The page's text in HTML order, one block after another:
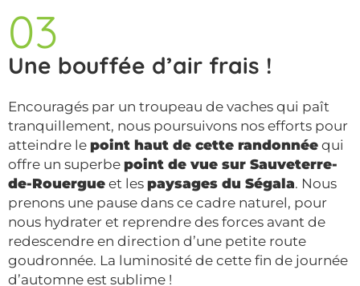
03
Une bouffée d’air frais !
Encouragés par un troupeau de vaches qui paît
tranquillement, nous poursuivons nos efforts pour
atteindre le point haut de cette randonnée qui
offre un superbe point de vue sur Sauveterre-
de-Rouergue et les paysages du Ségala. Nous
prenons une pause dans ce cadre naturel, pour
nous hydrater et reprendre des forces avant de
redescendre en direction d’une petite route
goudronnée. La luminosité de cette fin de journée
d’automne est sublime !